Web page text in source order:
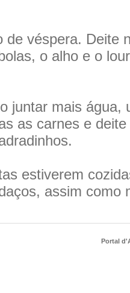
de véspera. Deite
o alho e o
juntar mais
as carnes e
estiverem
assim como
Portal